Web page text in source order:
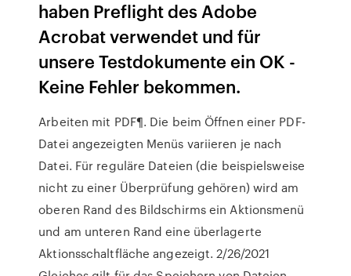
haben Preflight des Adobe
Acrobat verwendet und für
unsere Testdokumente ein OK -
Keine Fehler bekommen.
Arbeiten mit PDF¶. Die beim Öffnen einer PDF-
Datei angezeigten Menüs variieren je nach
Datei. Für reguläre Dateien (die beispielsweise
nicht zu einer Überprüfung gehören) wird am
oberen Rand des Bildschirms ein Aktionsmenü
und am unteren Rand eine überlagerte
Aktionsschaltfläche angezeigt. 2/26/2021